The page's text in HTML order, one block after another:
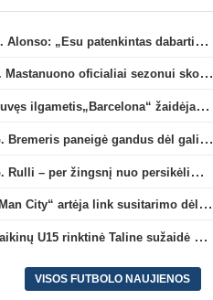
X. Alonso: „Esu patenkintas dabartiniais „Chelsea“ ekipos vartininkais“
F. Mastanuono oficialiai sezonui skolinamas „Fiorentina“ ekipai
Buvęs ilgametis„Barcelona“ žaidėjas S. Roberto artėja link persikėlimo į MLS
G. Bremeris paneigė gandus dėl galimo išvykimo iš „Juventus“ klubo
G. Rulli – per žingsnį nuo persikėlimo į „Manchester City“ klubą
„Man City“ artėja link susitarimo dėl marokiečio A. Bouaddi persikėlimo
Vaikinų U15 rinktinė Taline sužaidė pirmąsias kontrolines rungtynes
VISOS FUTBOLO NAUJIENOS